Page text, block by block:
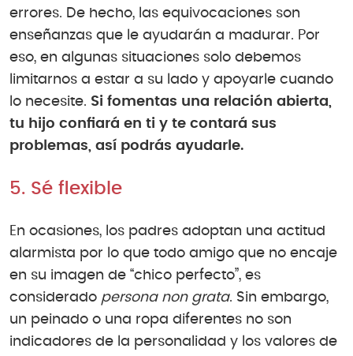
errores. De hecho, las equivocaciones son
enseñanzas que le ayudarán a madurar. Por
eso, en algunas situaciones solo debemos
limitarnos a estar a su lado y apoyarle cuando
lo necesite. Si fomentas una relación abierta,
tu hijo confiará en ti y te contará sus
problemas, así podrás ayudarle.
5. Sé flexible
En ocasiones, los padres adoptan una actitud
alarmista por lo que todo amigo que no encaje
en su imagen de “chico perfecto”, es
considerado persona non grata. Sin embargo,
un peinado o una ropa diferentes no son
indicadores de la personalidad y los valores de